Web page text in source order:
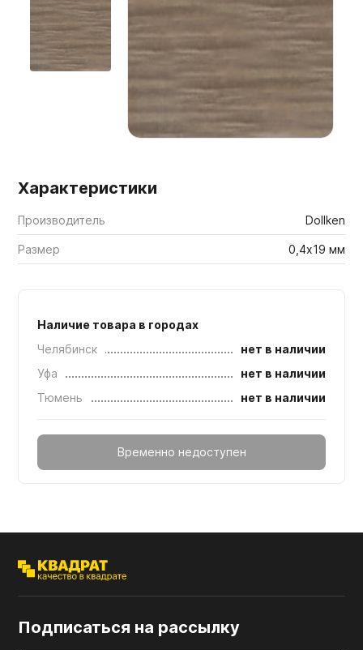
Мебельные образцы, каталоги
Характеристики
Производитель Dollken
Размер 0,4х19 мм
Наличие товара в городах
Челябинск
нет в наличии
Уфа
нет в наличии
Тюмень
нет в наличии
Временно недоступен
Подписаться на рассылку